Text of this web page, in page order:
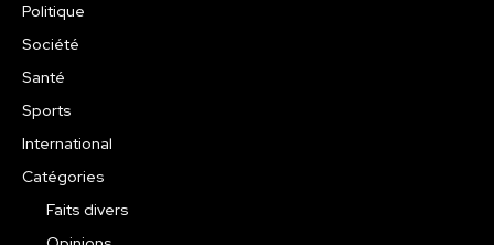
Politique
Société
Santé
Sports
International
Catégories
Faits divers